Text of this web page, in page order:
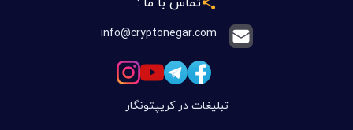
info@cryptonegar.com
تبلیغات در کریپتونگار